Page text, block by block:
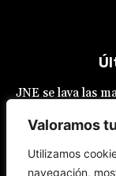
Valoramos
Utilizamos
navegación,
JNE se lava las
que buscan